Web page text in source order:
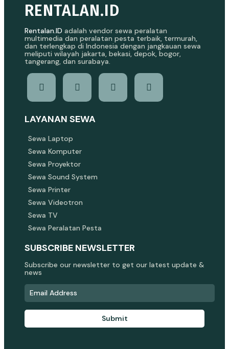
RENTALAN.ID
Rentalan.ID adalah vendor sewa peralatan
multimedia dan peralatan pesta terbaik, termurah,
dan terlengkap di Indonesia dengan jangkauan sewa
meliputi wilayah jakarta, bekasi, depok, bogor,
tangerang, dan surabaya.
LAYANAN SEWA
Sewa Laptop
Sewa Komputer
Sewa Proyektor
Sewa Sound System
Sewa Printer
Sewa Videotron
Sewa TV
Sewa Peralatan Pesta
SUBSCRIBE NEWSLETTER
Subscribe our newsletter to get our latest update &
news
Submit